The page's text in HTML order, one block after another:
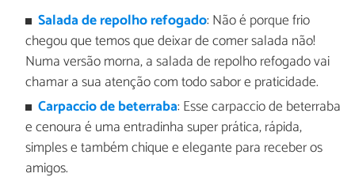
Salada de repolho refogado: Não é porque frio
chegou que temos que deixar de comer salada não!
Numa versão morna, a salada de repolho refogado vai
chamar a sua atenção com todo sabor e praticidade.
Carpaccio de beterraba: Esse carpaccio de beterraba
e cenoura é uma entradinha super prática, rápida,
simples e também chique e elegante para receber os
amigos.